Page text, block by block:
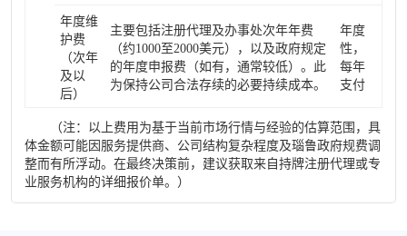
年度维
护费
（次年
及以
后）
主要包括注册代理及办事处次年年费
（约1000至2000美元），以及政府规定
的年度申报费（如有，通常较低）。此
为保持公司合法存续的必要持续成本。
年度
性，
每年
支付
（注：以上费用为基于当前市场行情与经验的估算范围，具
体金额可能因服务提供商、公司结构复杂程度及瑙鲁政府规费调
整而有所浮动。在最终决策前，建议获取来自持牌注册代理或专
业服务机构的详细报价单。）